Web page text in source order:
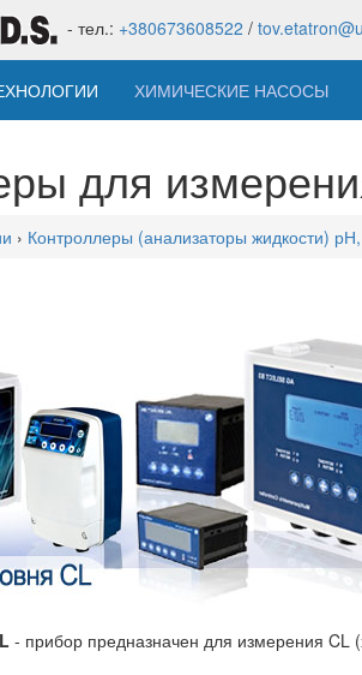
- тел.: +380673608522 /
ХИМИЧЕСКИЕ НАСОСЫ
для
› Контроллеры (анализаторы жидкости)
​​- прибор предназначен для измерения CL